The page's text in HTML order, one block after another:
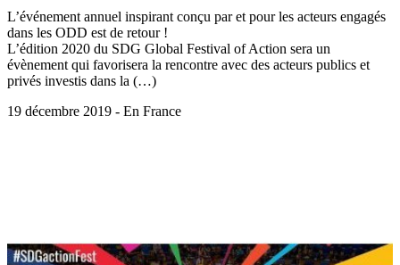
L’événement annuel inspirant conçu par et pour les acteurs engagés
dans les ODD est de retour !
L’édition 2020 du SDG Global Festival of Action sera un
évènement qui favorisera la rencontre avec des acteurs publics et
privés investis dans la (…)
19 décembre 2019 - En France